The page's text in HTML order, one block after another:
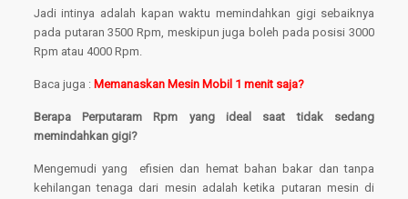
Jadi intinya adalah kapan waktu memindahkan gigi sebaiknya
pada putaran 3500 Rpm, meskipun juga boleh pada posisi 3000
Rpm atau 4000 Rpm.
Baca juga : Memanaskan Mesin Mobil 1 menit saja?
Berapa Perputaram Rpm yang ideal saat tidak sedang
memindahkan gigi?
Mengemudi yang efisien dan hemat bahan bakar dan tanpa
kehilangan tenaga dari mesin adalah ketika putaran mesin di